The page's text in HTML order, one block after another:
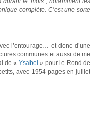
complète. C’est une sorte
l’entourage… et donc d’une
communes et aussi de me
de « Ysabel » pour le Rond de
avec 1954 pages en juillet